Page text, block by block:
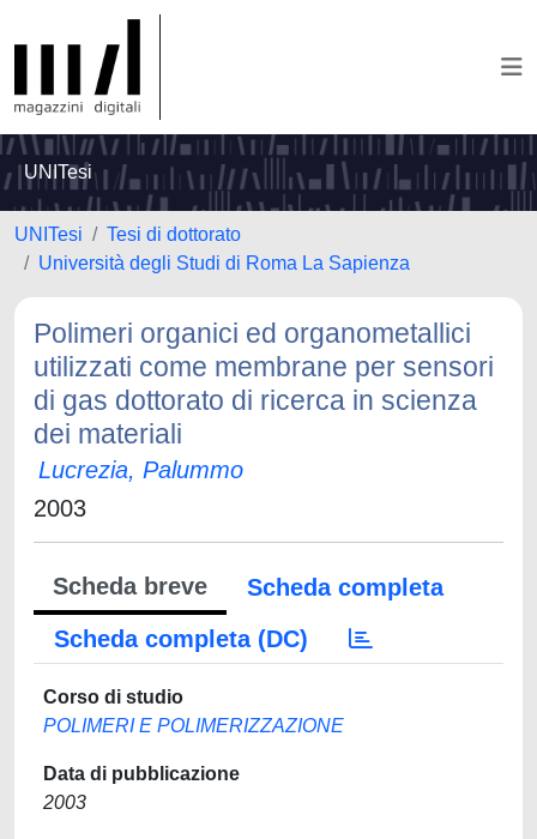
UNITesi
UNITesi
Tesi di dottorato
Università degli Studi di Roma La Sapienza
Polimeri organici ed organometallici
utilizzati come membrane per sensori
di gas dottorato di ricerca in scienza
dei materiali
Lucrezia, Palummo
2003
Scheda breve
Scheda completa
Scheda completa (DC)
Corso di studio
POLIMERI E POLIMERIZZAZIONE
Data di pubblicazione
2003